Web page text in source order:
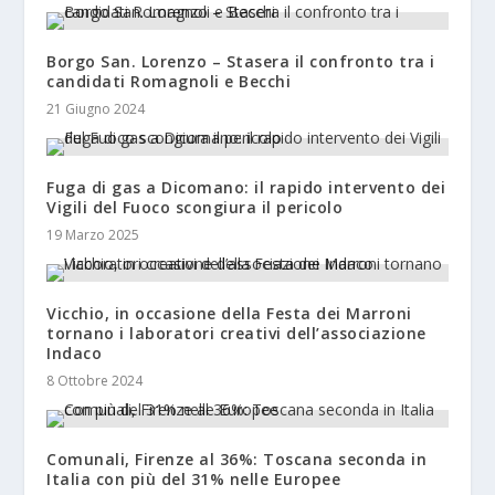
Borgo San. Lorenzo – Stasera il confronto tra i
candidati Romagnoli e Becchi
21 Giugno 2024
Fuga di gas a Dicomano: il rapido intervento dei
Vigili del Fuoco scongiura il pericolo
19 Marzo 2025
Vicchio, in occasione della Festa dei Marroni
tornano i laboratori creativi dell’associazione
Indaco
8 Ottobre 2024
Comunali, Firenze al 36%: Toscana seconda in
Italia con più del 31% nelle Europee